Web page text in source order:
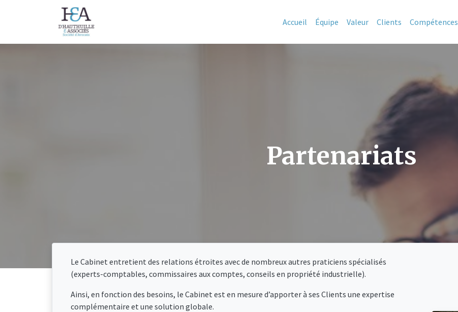
Accueil Équipe Valeur Clients Compétences
Partenariats
Le Cabinet entretient des relations étroites avec de nombreux autres praticiens spécialisés
(experts-comptables, commissaires aux comptes, conseils en propriété industrielle).
Ainsi, en fonction des besoins, le Cabinet est en mesure d’apporter à ses Clients une expertise
complémentaire et une solution globale.